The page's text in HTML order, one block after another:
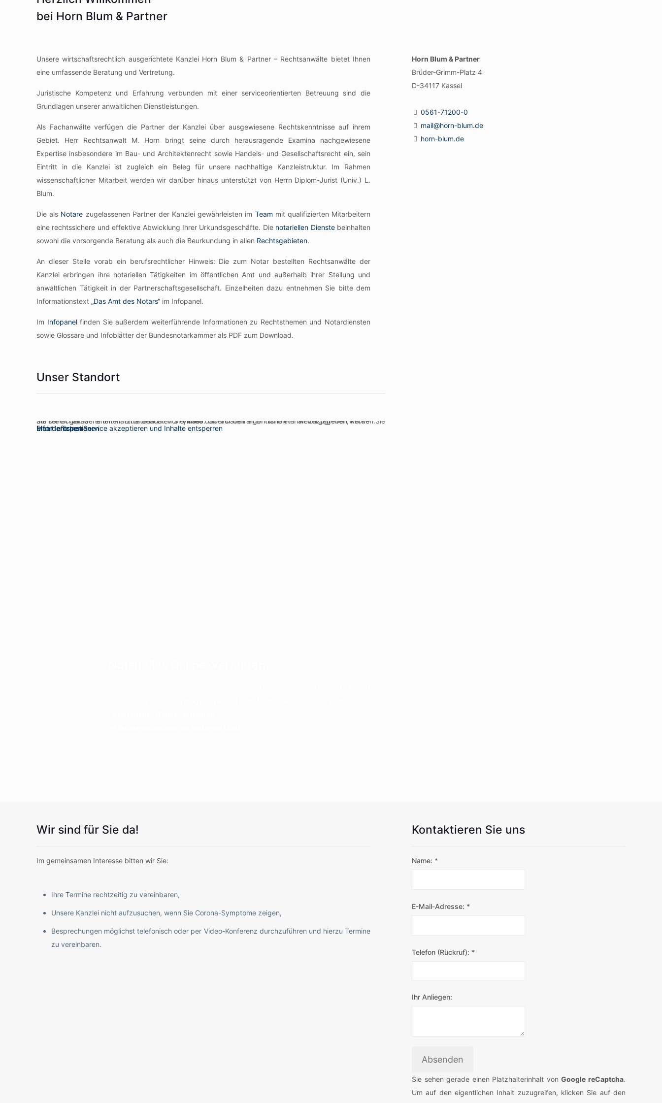
bei Horn Blum & Partner
Unsere wirtschaftsrechtlich ausgerichtete Kanzlei Horn Blum & Partner – Rechtsanwälte bietet Ihnen
eine umfassende Beratung und Vertretung.
Juristische Kompetenz und Erfahrung verbunden mit einer serviceorientierten Betreuung sind die
Grundlagen unserer anwaltlichen Dienstleistungen.
Als Fachanwälte verfügen die Partner der Kanzlei über ausgewiesene Rechtskenntnisse auf ihrem
Gebiet. Herr Rechtsanwalt M. Horn bringt seine durch herausragende Examina nachgewiesene
Expertise insbesondere im Bau- und Architektenrecht sowie Handels- und Gesellschaftsrecht ein, sein
Eintritt in die Kanzlei ist zugleich ein Beleg für unsere nachhaltige Kanzleistruktur. Im Rahmen
wissenschaftlicher Mitarbeit werden wir darüber hinaus unterstützt von Herrn Diplom-Jurist (Univ.) L.
Blum.
Die als Notare zugelassenen Partner der Kanzlei gewährleisten im Team mit qualifizierten Mitarbeitern
eine rechtssichere und effektive Abwicklung Ihrer Urkundsgeschäfte. Die notariellen Dienstebeinhalten
sowohl die vorsorgende Beratung als auch die Beurkundung in allen Rechtsgebieten.
An dieser Stelle vorab ein berufsrechtlicher Hinweis: Die zum Notar bestellten Rechtsanwälte der
Kanzlei erbringen ihre notariellen Tätigkeiten im öffentlichen Amt und außerhalb ihrer Stellung und
anwaltlichen Tätigkeit in der Partnerschaftsgesellschaft. Einzelheiten dazu entnehmen Sie bitte dem
Informationstext „Das Amt des Notars“ im Infopanel.
Im Infopanelfinden Sie außerdem weiterführende Informationen zu Rechtsthemen und Notardiensten
sowie Glossare und Infoblätter der Bundesnotarkammer als PDF zum Download.
Unser Standort
Sie sehen gerade einen Platzhalterinhalt vonVimeo
. Um auf den eigentlichen Inhalt zuzugreifen, klicken Sie auf die Schaltfläche unten. Bitte beachten Sie, dass dabei Daten an Drittanbieter weitergegeben werden.
Mehr Informationen
Inhalt entsperren
Erforderlichen Service akzeptieren und Inhalte entsperren
Horn Blum & Partner
Brüder-Grimm-Platz 4
D-34117 Kassel
0561-71200-0
mail@horn-blum.de
horn-blum.de
Wir sind für Sie da!
Im gemeinsamen Interesse bitten wir Sie:
Ihre Termine rechtzeitig zu vereinbaren,
Unsere Kanzlei nicht aufzusuchen, wenn Sie Corona-Symptome zeigen,
Besprechungen möglichst telefonisch oder per Video-Konferenz durchzuführen und hierzu Termine
zu vereinbaren.
Kontaktieren Sie uns
Name: *
E-Mail-Adresse: *
Telefon (Rückruf): *
Ihr Anliegen:
Absenden
Sie sehen gerade einen Platzhalterinhalt vonGoogle reCaptcha.
Um auf den eigentlichen Inhalt zuzugreifen, klicken Sie auf den